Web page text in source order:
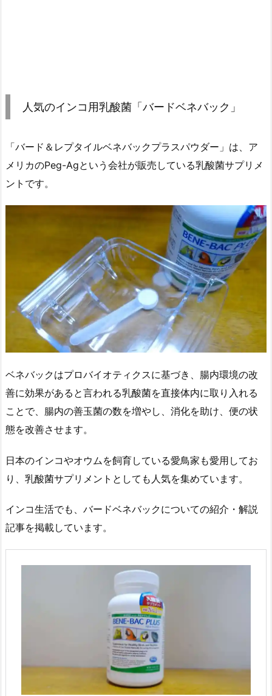
人気のインコ用乳酸菌「バードベネバック」
「バード＆レプタイルベネバックプラスパウダー」は、ア
メリカのPeg-Agという会社が販売している乳酸菌サプリメ
ントです。
ベネバックはプロバイオティクスに基づき、腸内環境の改
善に効果があると言われる乳酸菌を直接体内に取り入れる
ことで、腸内の善玉菌の数を増やし、消化を助け、便の状
態を改善させます。
日本のインコやオウムを飼育している愛鳥家も愛用してお
り、乳酸菌サプリメントとしても人気を集めています。
インコ生活でも、バードベネバックについての紹介・解説
記事を掲載しています。